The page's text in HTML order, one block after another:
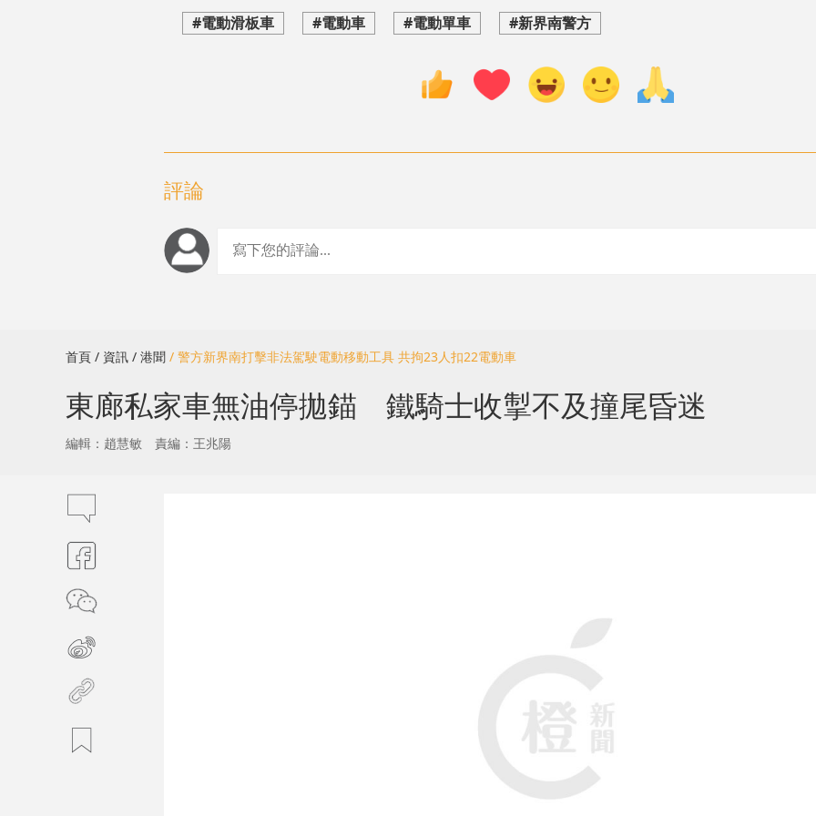
#電動滑板車 #電動車 #電動單車 #新界南警方
評論
首頁 / 資訊 / 港聞 / 警方新界南打擊非法駕駛電動移動工具 共拘23人扣22電動車
東廊私家車無油停拋錨 鐵騎士收掣不及撞尾昏迷
編輯：趙慧敏 責編：王兆陽